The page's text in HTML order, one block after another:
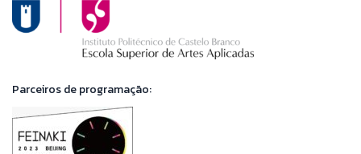
Parceiros de programação: